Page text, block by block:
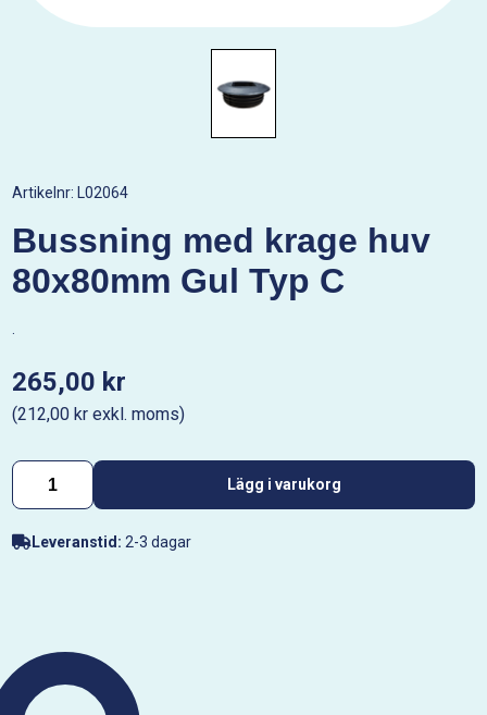
Artikelnr: L02064
Bussning med krage huv
80x80mm Gul Typ C
265,00 kr
(212,00 kr exkl. moms)
Lägg i varukorg
Leveranstid: 2-3 dagar